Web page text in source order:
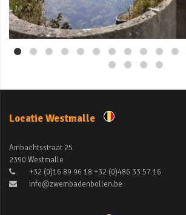
Mei 3
Locatie Westmalle
Ambachtsstraat 25
2390 Westmalle
+32 (0)16 89 96 18 +32 (0)486 33 57 16
info@zwembadenbollen.be